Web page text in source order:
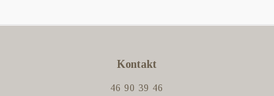
Kontakt
46 90 39 46